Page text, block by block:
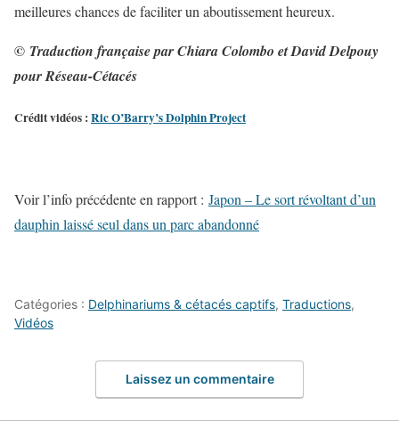
meilleures chances de faciliter un aboutissement heureux.
© Traduction française par Chiara Colombo et David Delpouy
pour Réseau-Cétacés
Crédit vidéos :Ric O’Barry’s Dolphin Project
Voir l’info précédente en rapport : Japon – Le sort révoltant d’un
dauphin laissé seul dans un parc abandonné
Catégories : Delphinariums & cétacés captifs, Traductions,
Vidéos
Laissez un commentaire